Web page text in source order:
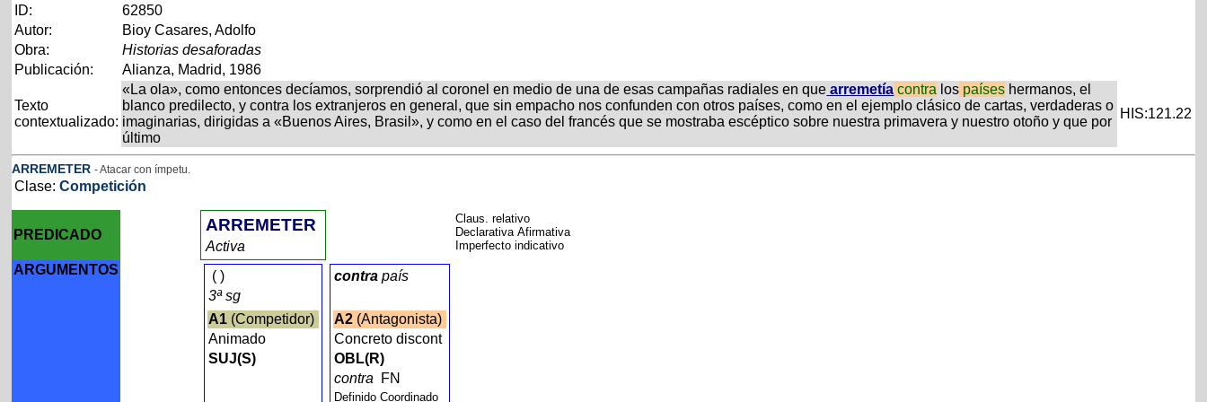
ID:
62850
Autor:
Bioy Casares, Adolfo
Obra:
Historias desaforadas
Publicación:
Alianza, Madrid, 1986
Texto
contextualizado:
«La ola», como entonces decíamos, sorprendió al coronel en medio de una de esas campañas radiales en que arremetía contra los países hermanos, el
blanco predilecto, y contra los extranjeros en general, que sin empacho nos confunden con otros países, como en el ejemplo clásico de cartas, verdaderas o
imaginarias, dirigidas a «Buenos Aires, Brasil», y como en el caso del francés que se mostraba escéptico sobre nuestra primavera y nuestro otoño y que por
último
HIS:121.22
ARREMETER - Atacar con ímpetu.
Clase:Competición
PREDICADO
ARREMETER
Activa
Claus. relativo
Declarativa Afirmativa
Imperfecto indicativo
ARGUMENTOS ( )
3ª sg
A1 (Competidor)
Animado
SUJ(S)
contra país
A2 (Antagonista)
Concreto discont
OBL(R)
contra FN
Definido Coordinado